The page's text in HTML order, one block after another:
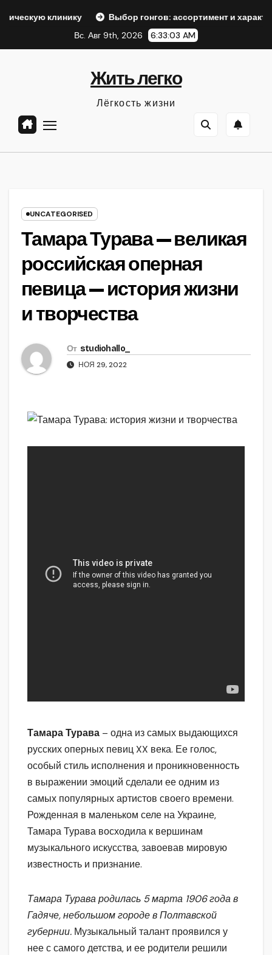
Выбор гонгов: ассортимент и характеристики
Вс. Авг 9th, 2026
6:33:04 AM
Жить легко
Лёгкость жизни
UNCATEGORISED
Тамара Турава — великая
российская оперная
певица — история жизни
и творчества
От studiohallo_
НОЯ 29, 2022
Тамара Турава – одна из самых выдающихся
русских оперных певиц XX века. Ее голос,
особый стиль исполнения и проникновенность
в выражении эмоций сделали ее одним из
самых популярных артистов своего времени.
Рожденная в маленьком селе на Украине,
Тамара Турава восходила к вершинам
музыкального искусства, завоевав мировую
известность и признание.
Тамара Турава родилась 5 марта 1906 года в
Гадяче, небольшом городе в Полтавской
губернии. Музыкальный талант проявился у
нее с самого детства, и ее родители решили